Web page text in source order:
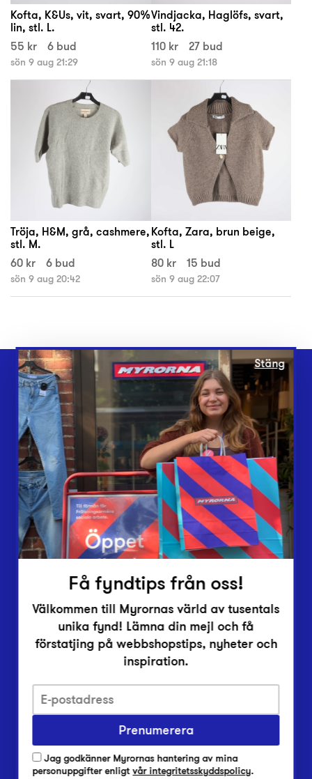
Kofta, K&Us, vit, svart, 90%
lin, stl. L.
55 kr
6 bud
sön 9 aug 21:29
Vindjacka, Haglöfs, svart,
stl. 42.
110 kr
27 bud
sön 9 aug 21:18
Tröja, H&M, grå, cashmere,
stl. M.
60 kr
6 bud
sön 9 aug 20:42
Kofta, Zara, brun beige,
stl. L
80 kr
15 bud
sön 9 aug 22:07
Webbshop
Butiker
Lämna in
Vårt överskott
Inlämningsplatser
Om Myrorna
Lediga jobb
Pressrum
Integritetsskyddspolicy
Har du frågor om onlineköp, leverans eller retur?
Har du frågor om vår verksamhet?
Vanliga frågor om Myrorna
Stäng
Få fyndtips från oss!
Välkommen till Myrornas värld av tusentals
unika fynd! Lämna din mejl och få
förstatjing på webbshopstips, nyheter och
inspiration.
Prenumerera
Jag godkänner Myrornas hantering av mina
personuppgifter enligtvår integritetsskyddspolicy.